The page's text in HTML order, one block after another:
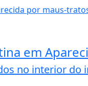
em
no interior do